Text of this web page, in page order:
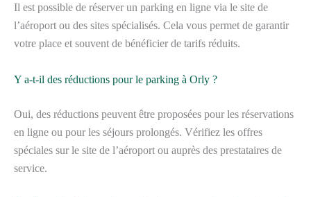
Il est possible de réserver un parking en ligne via le site de
l’aéroport ou des sites spécialisés. Cela vous permet de garantir
votre place et souvent de bénéficier de tarifs réduits.
Y a-t-il des réductions pour le parking à Orly ?
Oui, des réductions peuvent être proposées pour les réservations
en ligne ou pour les séjours prolongés. Vérifiez les offres
spéciales sur le site de l’aéroport ou auprès des prestataires de
service.